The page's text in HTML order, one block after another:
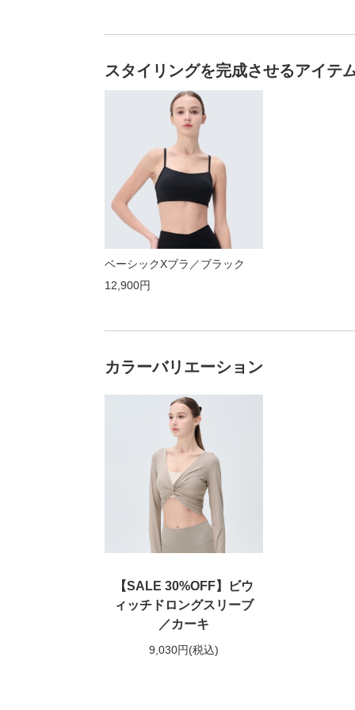
スタイリングを完成させるアイテ
ベーシックXブラ／ブラック
12,900円
カラーバリエーション
【SALE 30%OFF】ビウ
ィッチドロングスリーブ
／カーキ
9,030円(税込)